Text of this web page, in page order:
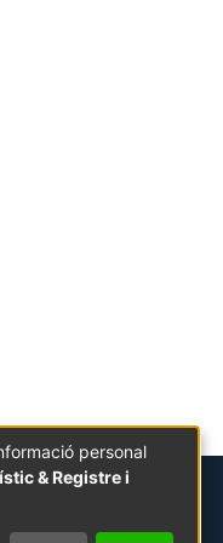
personal
& Registre i